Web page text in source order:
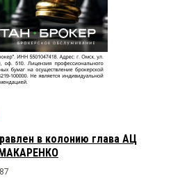
в колонию глава АЦ